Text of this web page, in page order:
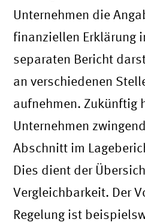
Unternehmen die
finanziellen Erklärung
separaten Bericht
an verschiedenen
aufnehmen. Zukünftig
Unternehmen
Abschnitt im
Dies dient der
Vergleichbarkeit. Der
Regelung ist